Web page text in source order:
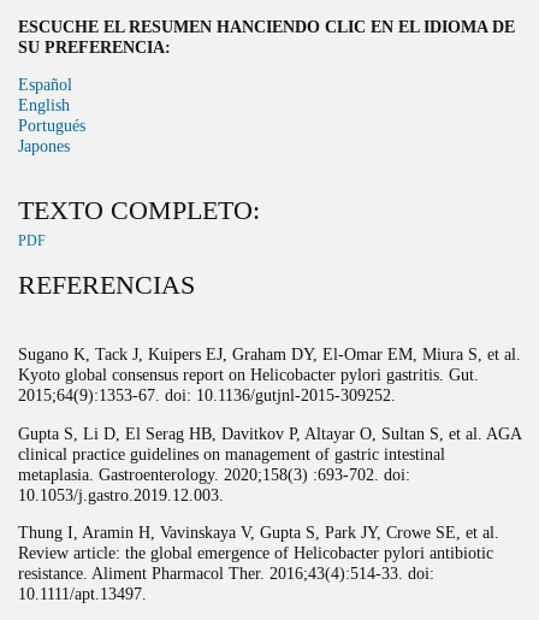
ESCUCHE EL RESUMEN HANCIENDO CLIC EN EL IDIOMA DE
SU PREFERENCIA:
Español
English
Portugués
Japones
TEXTO COMPLETO:
PDF
REFERENCIAS
Sugano K, Tack J, Kuipers EJ, Graham DY, El-Omar EM, Miura S, et al.
Kyoto global consensus report on Helicobacter pylori gastritis. Gut.
2015;64(9):1353-67. doi: 10.1136/gutjnl-2015-309252.
Gupta S, Li D, El Serag HB, Davitkov P, Altayar O, Sultan S, et al. AGA
clinical practice guidelines on management of gastric intestinal
metaplasia. Gastroenterology. 2020;158(3) :693-702. doi:
10.1053/j.gastro.2019.12.003.
Thung I, Aramin H, Vavinskaya V, Gupta S, Park JY, Crowe SE, et al.
Review article: the global emergence of Helicobacter pylori antibiotic
resistance. Aliment Pharmacol Ther. 2016;43(4):514-33. doi:
10.1111/apt.13497.